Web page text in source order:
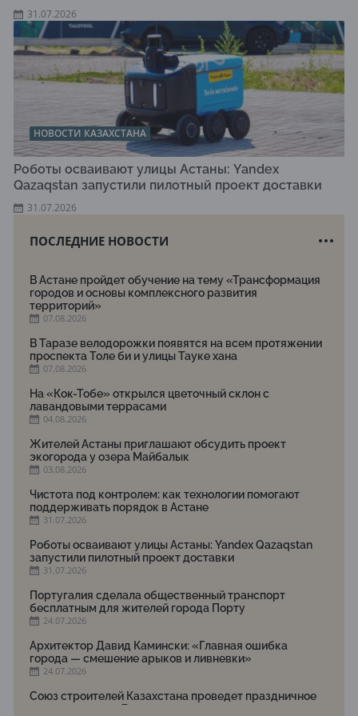
31.07.2026
НОВОСТИ КАЗАХСТАНА
Роботы осваивают улицы Астаны: Yandex
Qazaqstan запустили пилотный проект доставки
31.07.2026
ПОСЛЕДНИЕ НОВОСТИ
В Астане пройдет обучение на тему «Трансформация
городов и основы комплексного развития
территорий»
07.08.2026
В Таразе велодорожки появятся на всем протяжении
проспекта Толе би и улицы Тауке хана
07.08.2026
На «Кок-Тобе» открылся цветочный склон с
лавандовыми террасами
04.08.2026
Жителей Астаны приглашают обсудить проект
экогорода у озера Майбалык
03.08.2026
Чистота под контролем: как технологии помогают
поддерживать порядок в Астане
31.07.2026
Роботы осваивают улицы Астаны: Yandex Qazaqstan
запустили пилотный проект доставки
31.07.2026
Португалия сделала общественный транспорт
бесплатным для жителей города Порту
24.07.2026
Архитектор Давид Камински: «Главная ошибка
города — смешение арыков и ливневки»
24.07.2026
Союз строителей Казахстана проведет праздничное
мероприятие ко Дню строителя